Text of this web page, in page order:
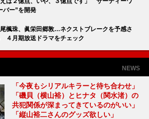
バー”を開発
尾楓珠、眞栄田郷敦…ネクストブレークを予感さ
４月期放送ドラマをチェック
NEWS
「今夜もシリアルキラーと待ち合わせ」
「磯貝（横山裕）とヒナタ（関水渚）の
共犯関係が深まってきているのがいい」
「縦山裕二さんのグッズ欲しい」